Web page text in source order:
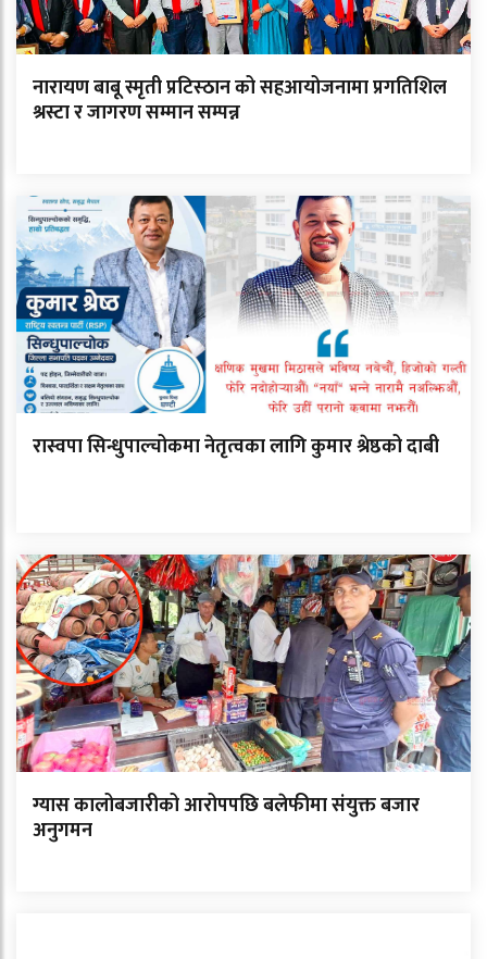
नारायण बाबू स्मृती प्रटिस्ठान को सहआयोजनामा प्रगतिशिल
श्रस्टा र जागरण सम्मान सम्पन्न
रास्वपा सिन्धुपाल्चोकमा नेतृत्वका लागि कुमार श्रेष्ठको दाबी
ग्यास कालोबजारीको आरोपपछि बलेफीमा संयुक्त बजार
अनुगमन